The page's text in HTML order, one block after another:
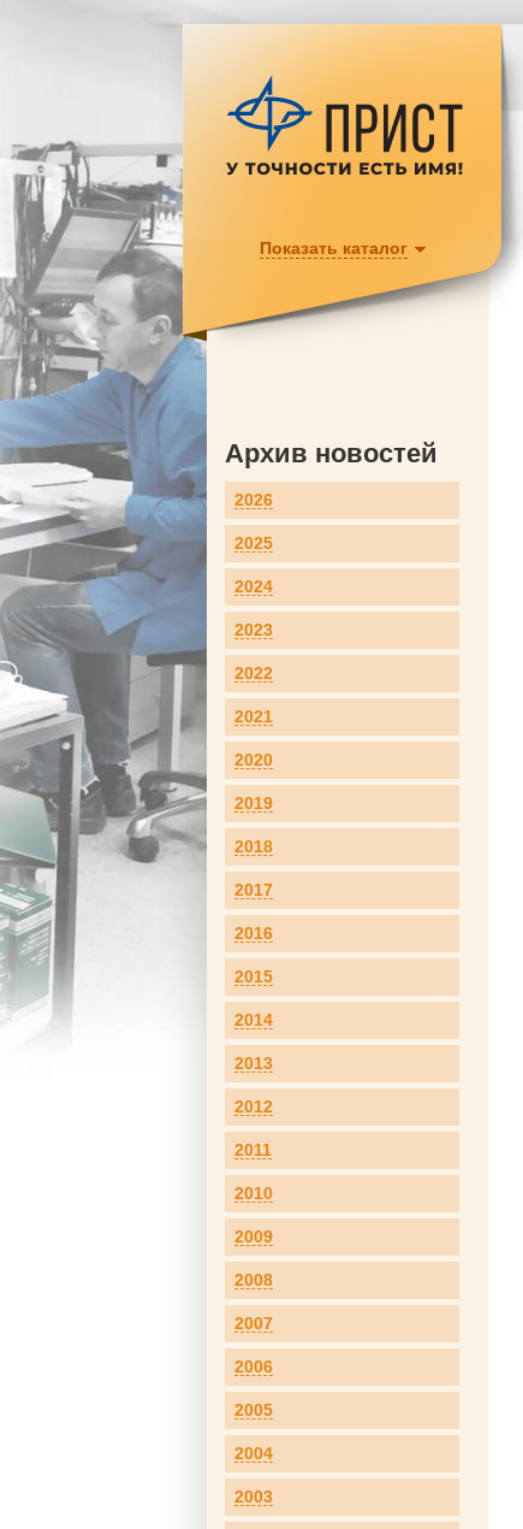
Показать каталог
Архив новостей
2026
2025
2024
2023
2022
2021
2020
2019
2018
2017
2016
2015
2014
2013
2012
2011
2010
2009
2008
2007
2006
2005
2004
2003